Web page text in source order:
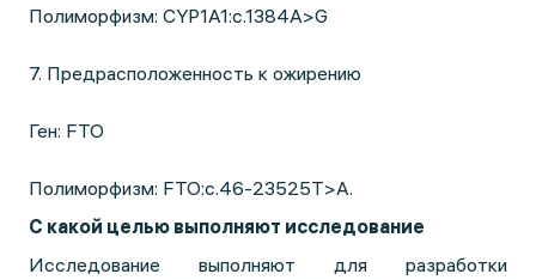
Полиморфизм: CYP1A1:c.1384A>G
7. Предрасположенность к ожирению
Ген: FTO
Полиморфизм: FTO:c.46-23525T>A.
С какой целью выполняют исследование
Исследование выполняют для разработки